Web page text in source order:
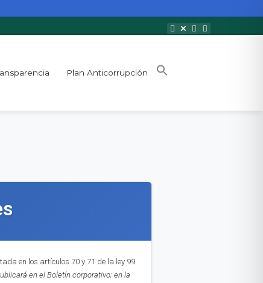
Plan Anticorrupción
en los artículos 70 y 71 de la ley 99
en el Boletín corporativo; en la